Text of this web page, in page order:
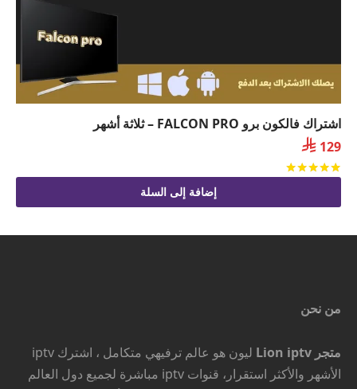
اشتراك فالكون برو FALCON PRO – ثلاثة أشهر
 129
إضافة إلى السلة
من نحن
متجر Lion iptv
ليون هو عالم ترفيهي متكامل ، اشترك iptv
الأشهر والأكثر استقرار، قنوات iptv مباشرة لجميع دول العالم